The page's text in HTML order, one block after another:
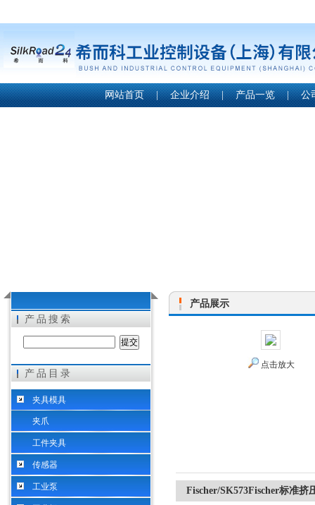
希而科工业控制设备（上海）有限公司
网站首页 | 企业介绍 | 产品一览 | 公
产品搜索
产品目录
夹具模具
夹爪
工件夹具
传感器
工业泵
产品展示
点击放大
Fischer/SK573Fischer标准挤